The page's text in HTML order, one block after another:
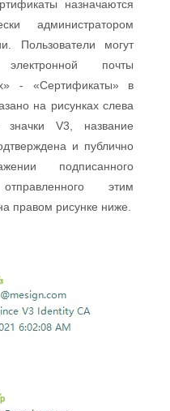
назначаются
администратором
Пользователи могут
почты
- «Сертификаты» в
на рисунках слева
V3, название
и публично
подписанного
этим
правом рисунке ниже.